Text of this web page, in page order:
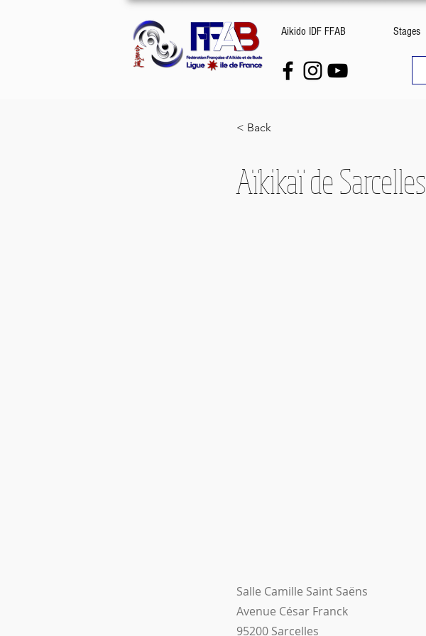
Aikido IDF FFAB Stages
< Back
Aïkikaï de Sarcelles
Salle Camille Saint Saëns
Avenue César Franck
95200 Sarcelles